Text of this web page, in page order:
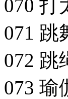
070
071
072
073